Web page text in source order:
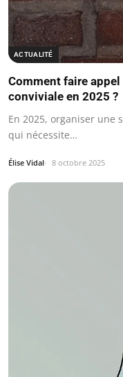
ACTUALITÉ
Comment faire
conviviale en 2025 ?
En 2025, organiser une
qui nécessite…
Élise Vidal 8 octobre 2025